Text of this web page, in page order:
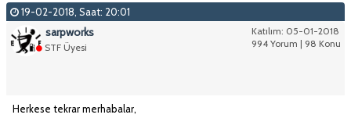
19-02-2018, Saat: 20:01
Katılım: 05-01-2018
994 Yorum | 98 Konu
sarpworks
STF Üyesi
Herkese tekrar merhabalar,